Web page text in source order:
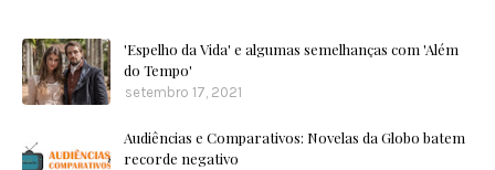
'Espelho da Vida' e algumas semelhanças com 'Além
do Tempo'
setembro 17, 2021
Audiências e Comparativos: Novelas da Globo batem
recorde negativo